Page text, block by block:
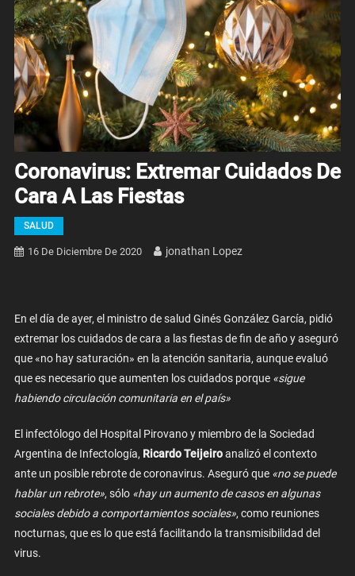
Coronavirus: Extremar Cuidados De
Cara A Las Fiestas
SALUD
16 De Diciembre De 2020 Jonathan Lopez
En el día de ayer, el ministro de salud Ginés González García, pidió
extremar los cuidados de cara a las fiestas de fin de año y aseguró
que «no hay saturación» en la atención sanitaria, aunque evaluó
que es necesario que aumenten los cuidados porque «sigue
habiendo circulación comunitaria en el país»
El infectólogo del Hospital Pirovano y miembro de la Sociedad
Argentina de Infectología, Ricardo Teijeiroanalizó el contexto
ante un posible rebrote de coronavirus. Aseguró que «no se puede
hablar un rebrote», sólo «hay un aumento de casos en algunas
sociales debido a comportamientos sociales», como reuniones
nocturnas, que es lo que está facilitando la transmisibilidad del
virus.